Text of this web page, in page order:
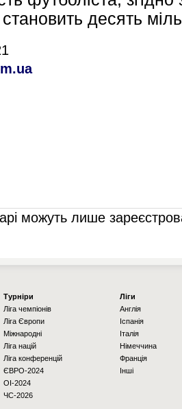
десять
можуть лише
Турніри
Ліга чемпіонів
Ліга Європи
Міжнародні
Ліга націй
Ліга конференцій
ЄВРО-2024
OI-2024
ЧС-2026
Ліги
Англія
Іспанія
Італія
Німеччина
Франція
Інші